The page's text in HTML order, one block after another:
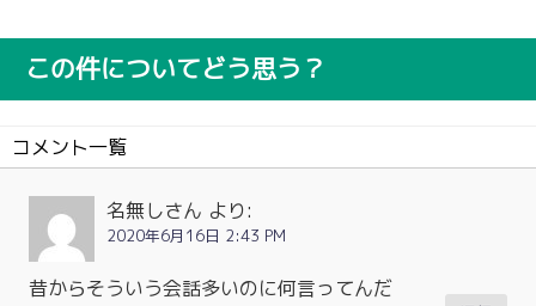
この件についてどう思う？
コメント一覧
名無しさん より:
2020年6月16日 2:43 PM
昔からそういう会話多いのに何言ってんだ